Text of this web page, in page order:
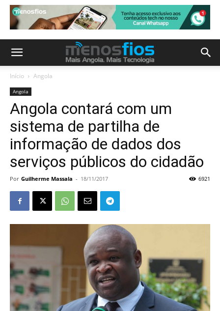
Início Angola
Angola
Angola contará com um
sistema de partilha de
informação de dados dos
serviços públicos do cidadão
Por Guilherme Massala - 18/11/2017 6921